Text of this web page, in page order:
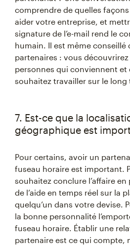
comprendre de quelles
aider votre entreprise, et
signature de l’e-mail rend le
humain. Il est même conseillé
partenaires : vous
personnes qui conviennent et
souhaitez travailler sur le long
7. Est-ce que la
géographique est
Pour certains, avoir un
fuseau horaire est important.
souhaitez conclure l’affaire
de l’aide en temps réel sur la
quelqu’un dans votre devise.
la bonne personnalité
fuseau horaire. Établir une
partenaire est ce qui compte,